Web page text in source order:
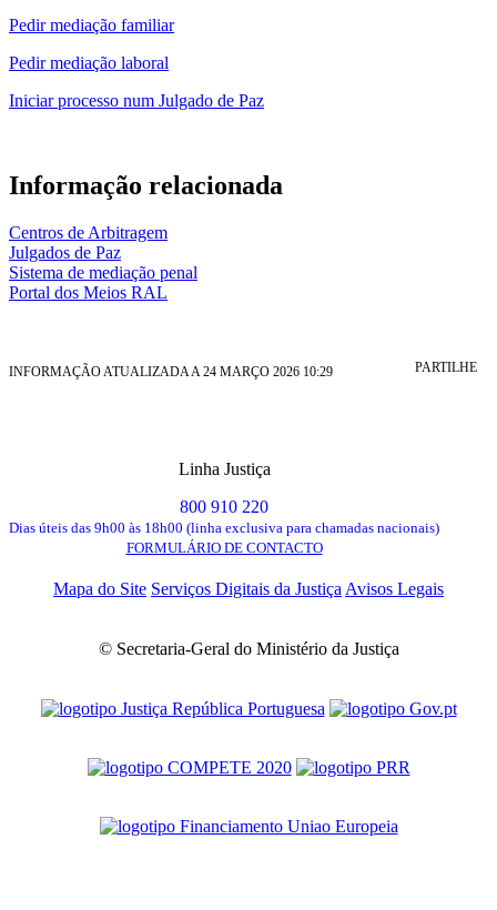
Pedir mediação familiar
Pedir mediação laboral
Iniciar processo num Julgado de Paz
Informação relacionada
Centros de Arbitragem
Julgados de Paz
Sistema de mediação penal
Portal dos Meios RAL
INFORMAÇÃO ATUALIZADA A 24 MARÇO 2026 10:29 PARTILHE
Linha Justiça
800 910 220
Dias úteis das 9h00 às 18h00 (linha exclusiva para chamadas nacionais)
FORMULÁRIO DE CONTACTO
Mapa do Site Serviços Digitais da Justiça Avisos Legais
© Secretaria-Geral do Ministério da Justiça